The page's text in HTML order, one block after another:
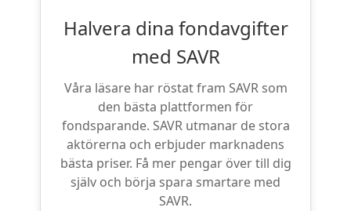
Halvera dina fondavgifter
med SAVR
Våra läsare har röstat fram SAVR som
den bästa plattformen för
fondsparande. SAVR utmanar de stora
aktörerna och erbjuder marknadens
bästa priser. Få mer pengar över till dig
själv och börja spara smartare med
SAVR.